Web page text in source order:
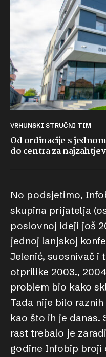
VRHUNSKI STRUČNI TIM
Od ordinacije s
do centra za
No podsjetimo,
skupina prijatelja
poslovnoj ideji još
jednoj lanjskoj
Jelenić, suosnivač i
otprilike 2003.,
problem bio kako
Tada nije bilo
kao što ih je danas.
rast trebalo je
godine Infobip broji